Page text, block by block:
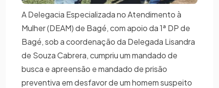
A Delegacia Especializada no Atendimento à
Mulher (DEAM) de Bagé, com apoio da 1ª DP de
Bagé, sob a coordenação da Delegada Lisandra
de Souza Cabrera, cumpriu um mandado de
busca e apreensão e mandado de prisão
preventiva em desfavor de um homem suspeito